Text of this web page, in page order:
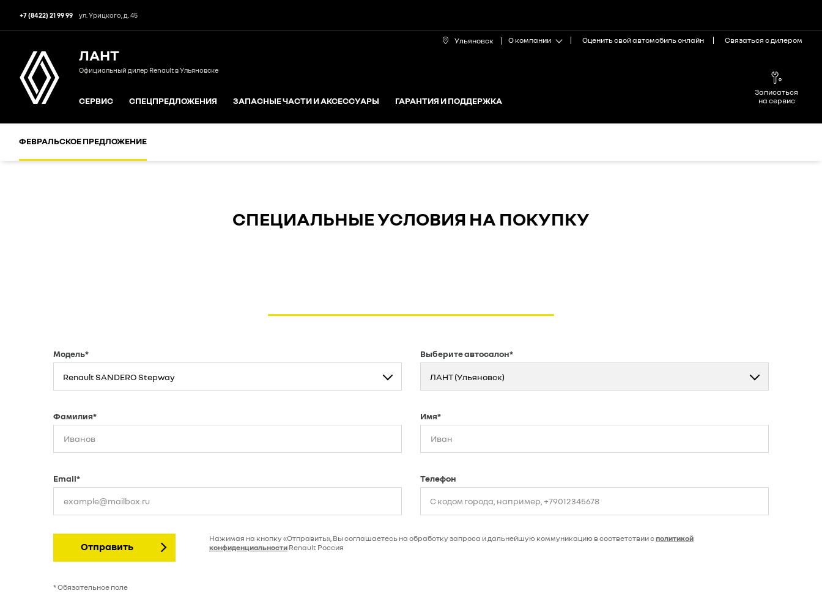
ЛАНТ
Официальный дилер Renault в Ульяновске
СЕРВИС СПЕЦПРЕДЛОЖЕНИЯ ЗАПАСНЫЕ ЧАСТИ И АКСЕССУАРЫ ГАРАНТИЯ И ПОДДЕРЖКА
Записаться
на сервис
Ульяновск О компании Оценить свой автомобиль онлайн Связаться с дилером
+7 (8422) 21 99 99 ул. Урицкого, д. 45
ФЕВРАЛЬСКОЕ ПРЕДЛОЖЕНИЕ
СПЕЦИАЛЬНЫЕ УСЛОВИЯ НА ПОКУПКУ
Модель*
Renault SANDERO Stepway
Выберите автосалон*
ЛАНТ (Ульяновск)
Фамилия* Имя*
Email* Телефон
Отправить
Нажимая на кнопку «Отправить», Вы соглашаетесь на обработку запроса и дальнейшую коммуникацию в соответствии сполитикой
конфиденциальности Renault Россия
* Обязательное поле